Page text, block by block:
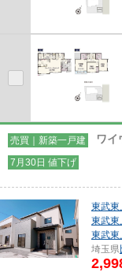
売買｜新築一戸建 ワイ
7月30日 値下げ
東武東
東武東
東武東
埼玉県